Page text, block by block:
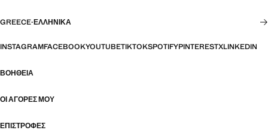
GREECE·ΕΛΛΗΝΙΚΆ
INSTAGRAMFACEBOOKYOUTUBETIKTOKSPOTIFYPINTERESTXLINKEDIN
ΒΟΉΘΕΙΑ
ΟΙ ΑΓΟΡΈΣ ΜΟΥ
ΕΠΙΣΤΡΟΦΈΣ